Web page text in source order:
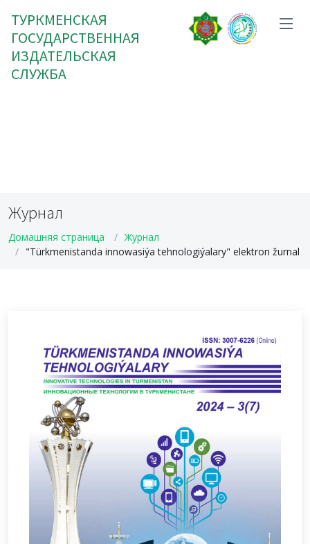
ТУРКМЕНСКАЯ
ГОСУДАРСТВЕННАЯ
ИЗДАТЕЛЬСКАЯ
СЛУЖБА
Журнал
Домашняя страница
Журнал
"Türkmenistanda innowasiýa tehnologiýalary" elektron žurnal